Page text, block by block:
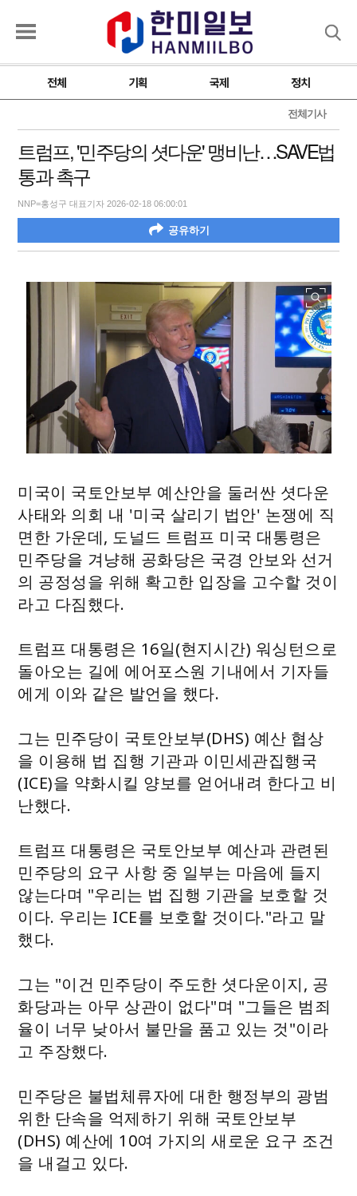
전체 기획 국제 정치
전체기사
트럼프, '민주당의 셧다운' 맹비난…SAVE법
통과 촉구
NNP=홍성구 대표기자 2026-02-18 06:00:01
공유하기
미국이 국토안보부 예산안을 둘러싼 셧다운
사태와 의회 내 '미국 살리기 법안' 논쟁에 직
면한 가운데, 도널드 트럼프 미국 대통령은
민주당을 겨냥해 공화당은 국경 안보와 선거
의 공정성을 위해 확고한 입장을 고수할 것이
라고 다짐했다.
트럼프 대통령은 16일(현지시간) 워싱턴으로
돌아오는 길에 에어포스원 기내에서 기자들
에게 이와 같은 발언을 했다.
그는 민주당이 국토안보부(DHS) 예산 협상
을 이용해 법 집행 기관과 이민세관집행국
(ICE)을 약화시킬 양보를 얻어내려 한다고 비
난했다.
트럼프 대통령은 국토안보부 예산과 관련된
민주당의 요구 사항 중 일부는 마음에 들지
않는다며 "우리는 법 집행 기관을 보호할 것
이다. 우리는 ICE를 보호할 것이다."라고 말
했다.
그는 "이건 민주당이 주도한 셧다운이지, 공
화당과는 아무 상관이 없다"며 "그들은 범죄
율이 너무 낮아서 불만을 품고 있는 것"이라
고 주장했다.
민주당은 불법체류자에 대한 행정부의 광범
위한 단속을 억제하기 위해 국토안보부
(DHS) 예산에 10여 가지의 새로운 요구 조건
을 내걸고 있다.